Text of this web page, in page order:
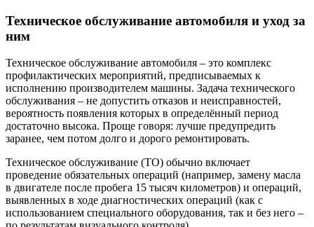
Техническое обслуживание автомобиля и уход за
ним
Техническое обслуживание автомобиля – это комплекс
профилактических мероприятий, предписываемых к
исполнению производителем машины. Задача технического
обслуживания – не допустить отказов и неисправностей,
вероятность появления которых в определённый период
достаточно высока. Проще говоря: лучше предупредить
заранее, чем потом долго и дорого ремонтировать.
Техническое обслуживание (ТО) обычно включает
проведение обязательных операций (например, замену масла
в двигателе после пробега 15 тысяч километров) и операций,
выявленных в ходе диагностических операций (как с
использованием специального оборудования, так и без него –